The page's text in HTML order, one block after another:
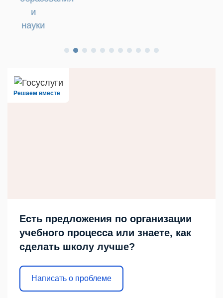
и
науки
Решаем вместе
Есть предложения по организации
учебного процесса или знаете, как
сделать школу лучше?
Написать о проблеме